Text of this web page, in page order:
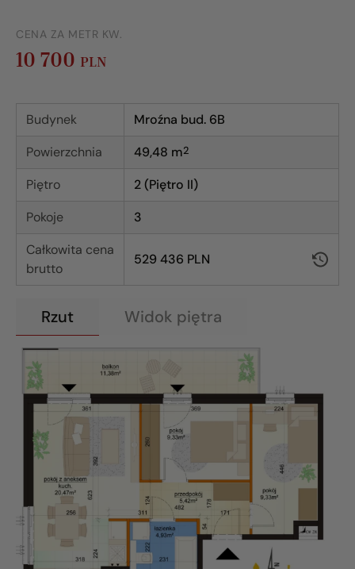
CENA ZA METR KW.
10 700 PLN
Budynek
Mroźna bud. 6B
Powierzchnia
49,48 m2
Piętro
2 (Piętro II)
Pokoje
3
Całkowita cena
brutto
529 436 PLN
Rzut Widok piętra